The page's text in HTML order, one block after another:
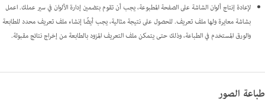
لإعادة إنتاج ألوان الشاشة على الصفحة المطبوعة، يجب أن تقوم بتضمين إدارة الألوان في سير عملك. اعمل
بشاشة معايرة ولها ملف تعريف. للحصول على نتيجة مثالية، يجب أيضًا إنشاء ملف تعريف محدد للطابعة
والورق المستخدم في الطباعة، وذلك حتى يتمكن ملف التعريف المزود بالطابعة من إخراج نتائج مقبولة.
طباعة الصور